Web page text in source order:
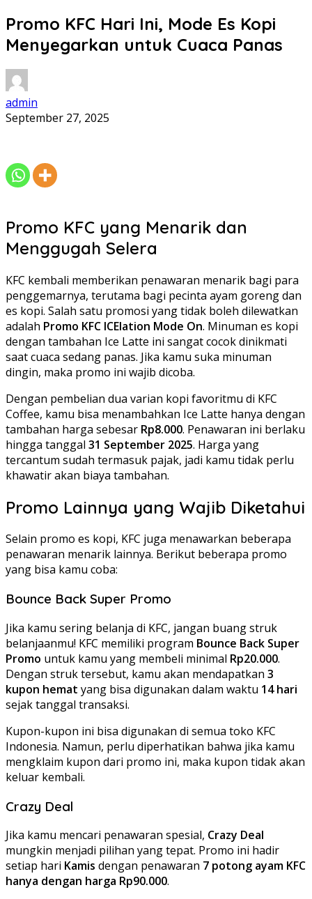
Promo KFC Hari Ini, Mode Es Kopi
Menyegarkan untuk Cuaca Panas
admin
September 27, 2025
Promo KFC yang Menarik dan
Menggugah Selera
KFC kembali memberikan penawaran menarik bagi para
penggemarnya, terutama bagi pecinta ayam goreng dan
es kopi. Salah satu promosi yang tidak boleh dilewatkan
adalah Promo KFC ICElation Mode On. Minuman es kopi
dengan tambahan Ice Latte ini sangat cocok dinikmati
saat cuaca sedang panas. Jika kamu suka minuman
dingin, maka promo ini wajib dicoba.
Dengan pembelian dua varian kopi favoritmu di KFC
Coffee, kamu bisa menambahkan Ice Latte hanya dengan
tambahan harga sebesar Rp8.000. Penawaran ini berlaku
hingga tanggal 31 September 2025. Harga yang
tercantum sudah termasuk pajak, jadi kamu tidak perlu
khawatir akan biaya tambahan.
Promo Lainnya yang Wajib Diketahui
Selain promo es kopi, KFC juga menawarkan beberapa
penawaran menarik lainnya. Berikut beberapa promo
yang bisa kamu coba:
Bounce Back Super Promo
Jika kamu sering belanja di KFC, jangan buang struk
belanjaanmu! KFC memiliki program Bounce Back Super
Promo untuk kamu yang membeli minimal Rp20.000.
Dengan struk tersebut, kamu akan mendapatkan 3
kupon hemat yang bisa digunakan dalam waktu 14 hari
sejak tanggal transaksi.
Kupon-kupon ini bisa digunakan di semua toko KFC
Indonesia. Namun, perlu diperhatikan bahwa jika kamu
mengklaim kupon dari promo ini, maka kupon tidak akan
keluar kembali.
Crazy Deal
Jika kamu mencari penawaran spesial, Crazy Deal
mungkin menjadi pilihan yang tepat. Promo ini hadir
setiap hari Kamis dengan penawaran 7 potong ayam KFC
hanya dengan harga Rp90.000.